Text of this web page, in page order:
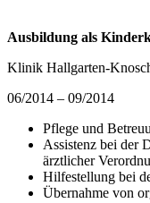
Ausbildung als
Klinik Hallgarten-
06/2014 – 09/2014
Pflege und
Assistenz bei der
ärztlicher
Hilfestellung bei
Übernahme von